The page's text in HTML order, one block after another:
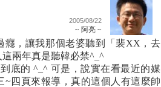
2005/08/22
~ 阿亮 ~
癮，讓我那個老婆聽到「裴XX，去
兩年真是聽韓必禁^_^
底的 ^_^ 可是，說實在看最近的媒
四頁來報導，真的這個人有這麼帥